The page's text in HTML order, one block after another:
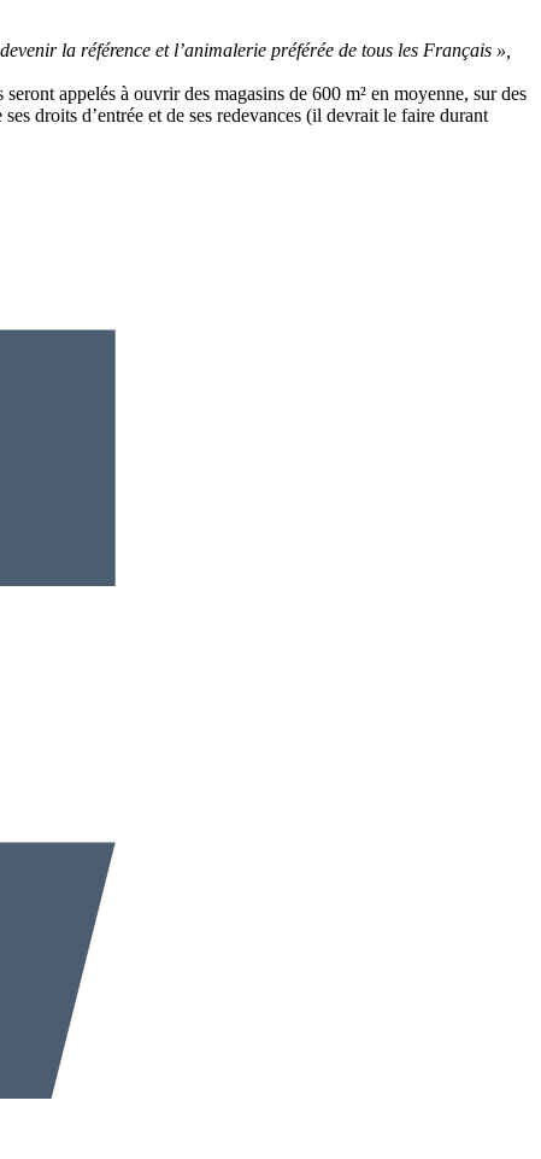
la référence et l’animalerie préférée de tous les Français »,
seront appelés à ouvrir des magasins de 600 m² en moyenne, sur des
droits d’entrée et de ses redevances (il devrait le faire durant